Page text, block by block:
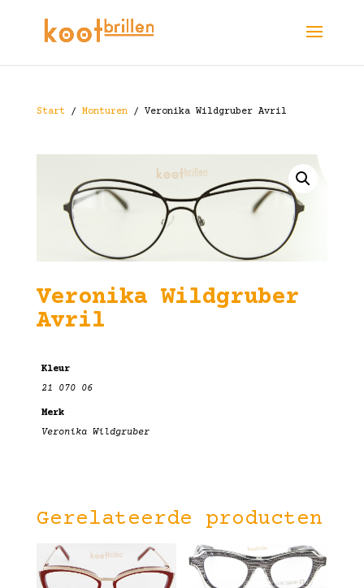
Start/ Monturen/ Veronika Wildgruber Avril
Veronika Wildgruber
Avril
Kleur
21 070 06
Merk
Veronika Wildgruber
Gerelateerde producten